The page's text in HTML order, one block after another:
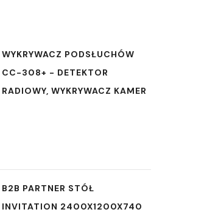
WYKRYWACZ PODSŁUCHÓW
CC-308+ - DETEKTOR
RADIOWY, WYKRYWACZ KAMER
B2B PARTNER STÓŁ
INVITATION 2400X1200X740